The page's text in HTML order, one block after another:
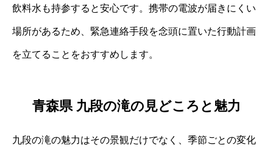
飲料水も持参すると安心です。携帯の電波が届きにくい
場所があるため、緊急連絡手段を念頭に置いた行動計画
を立てることをおすすめします。
青森県 九段の滝の見どころと魅力
九段の滝の魅力はその景観だけでなく、季節ごとの変化